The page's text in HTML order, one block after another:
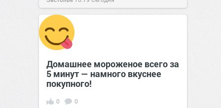
Домашнее мороженое всего за
5 минут — намного вкуснее
покупного!
0 0